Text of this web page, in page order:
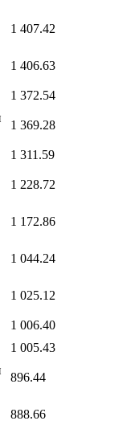
1 407.42
1 406.63
1 372.54
1 369.28
1 311.59
1 228.72
1 172.86
1 044.24
1 025.12
1 006.40
1 005.43
896.44
888.66